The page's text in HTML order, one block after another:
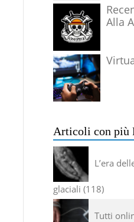
Alla
Articoli con più
L’era
glaciali 118
Tutti